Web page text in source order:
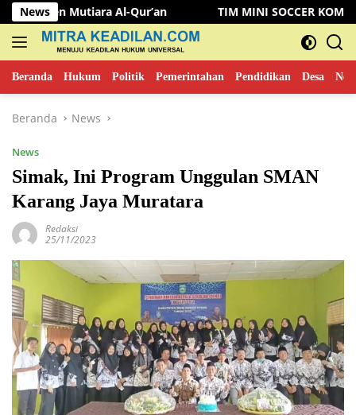
Langsung
ke
konten
News
Al-Qur’an TIM MINI SOCCER KOMINFO MUSI
Beranda Hukum Politik Pemerintahan Pendidikan Desa
Beranda News
News
Simak, Ini Program Unggulan SMAN
Karang Jaya Muratara
Redaksi
25/11/2023